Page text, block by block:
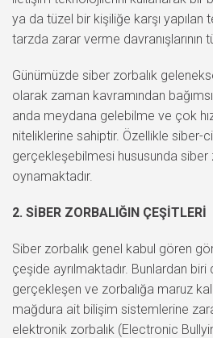
ya da tüzel bir kişiliğe karşı yapılan
tarzda zarar verme davranışlarının
Günümüzde siber zorbalık
olarak zaman kavramından
anda meydana gelebilme ve çok
niteliklerine sahiptir. Özellikle siber-
gerçekleşebilmesi hususunda siber
oynamaktadır.
2. SİBER ZORBALIĞIN ÇEŞİTLERİ
Siber zorbalık genel kabul gören
çeşide ayrılmaktadır. Bunlardan
gerçekleşen ve zorbalığa maruz
mağdura ait bilişim sistemlerine
elektronik zorbalık (Electronic